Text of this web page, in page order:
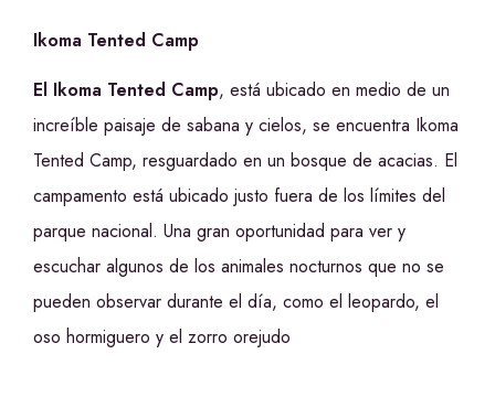
Ikoma Tented Camp
El Ikoma Tented Camp, está ubicado en medio de un
increíble paisaje de sabana y cielos, se encuentra Ikoma
Tented Camp, resguardado en un bosque de acacias. El
campamento está ubicado justo fuera de los límites del
parque nacional. Una gran oportunidad para ver y
escuchar algunos de los animales nocturnos que no se
pueden observar durante el día, como el leopardo, el
oso hormiguero y el zorro orejudo